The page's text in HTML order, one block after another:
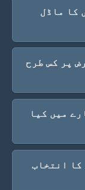
کا ماڈل
پر کس طرح
میں کیا
کا انتخاب